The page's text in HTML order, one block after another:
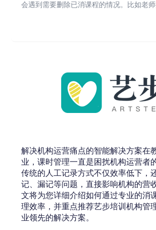
会遇到需要删除已消课程的情况。比如老师
解决机构运营痛点的智能解决方案在
业，课时管理一直是困扰机构运营者
传统的人工记录方式不仅效率低下，
记、漏记等问题，直接影响机构的营
文将为您详细介绍如何通过专业的消
理效率，并重点推荐艺步培训机构管
业领先的解决方案。